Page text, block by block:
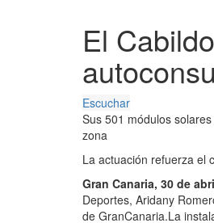
El
Escuchar
Sus 501 módulos
zona
La actuación refuerza el
Gran Canaria, 30 de
Deportes, Aridany
de GranCanaria.La